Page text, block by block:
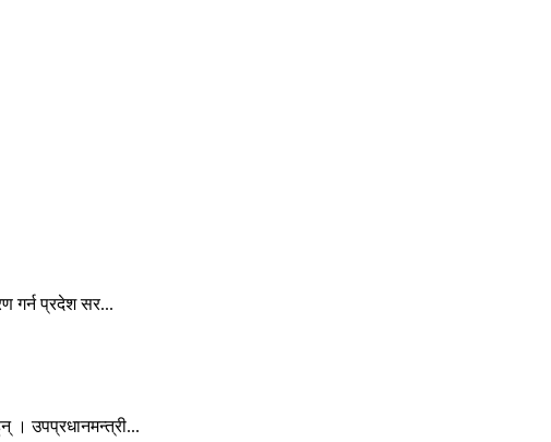
गर्न प्रदेश सर...
। उपप्रधानमन्त्री...